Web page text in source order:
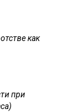
как
при